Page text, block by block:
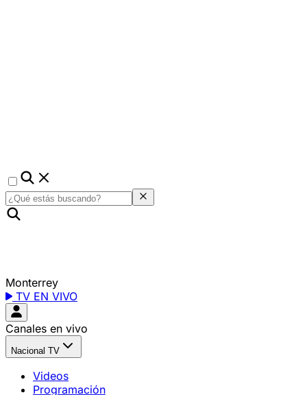
Monterrey
TV EN VIVO
Canales en vivo
Nacional TV
Videos
Programación